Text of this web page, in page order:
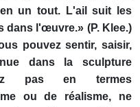
un tout. L'ail suit les
dans l'œuvre.» (P. Klee.)
pouvez sentir, saisir,
dans la sculpture
pas en termes
ou de réalisme, ne